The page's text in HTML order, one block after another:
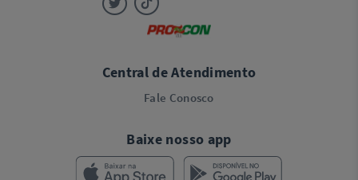
Central de Atendimento
Fale Conosco
Baixe nosso app